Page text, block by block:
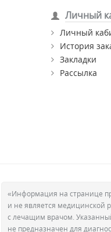
Личный
Личный
История
Закладки
Рассылка
«Информация на странице
и не является медицинской
с лечащим врачом.
не предназначен для